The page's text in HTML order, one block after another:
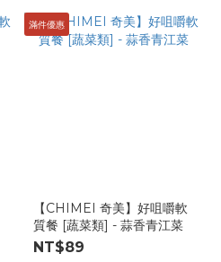
滿件優惠
【CHIMEI 奇美】好咀嚼軟
質餐 [蔬菜類] - 蒜香青江菜
NT$89